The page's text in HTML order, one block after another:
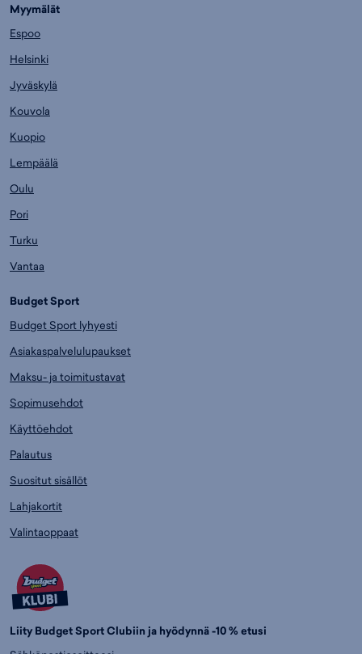
Myymälät
Espoo
Helsinki
Jyväskylä
Kouvola
Kuopio
Lempäälä
Oulu
Pori
Turku
Vantaa
Budget Sport
Budget Sport lyhyesti
Asiakaspalvelulupaukset
Maksu- ja toimitustavat
Sopimusehdot
Käyttöehdot
Palautus
Suositut sisällöt
Lahjakortit
Valintaoppaat
Liity Budget Sport Clubiin ja hyödynnä -10 % etusi